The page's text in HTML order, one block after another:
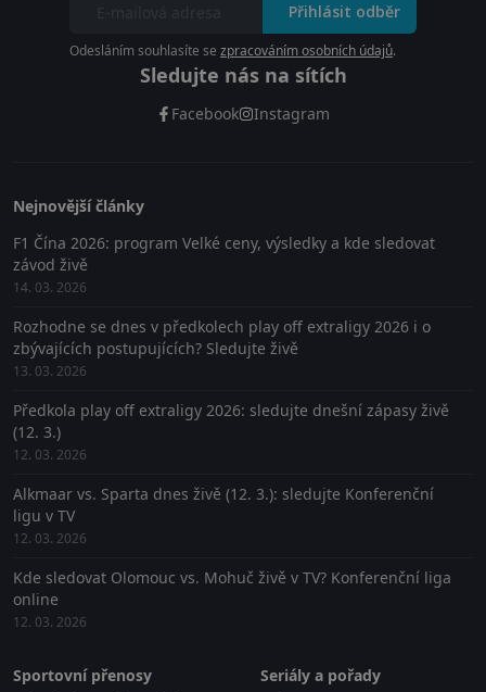
Přihlásit odběr
Odesláním souhlasíte se zpracováním osobních údajů.
Sledujte nás na sítích
Facebook Instagram
Nejnovější články
F1 Čína 2026: program Velké ceny, výsledky a kde sledovat
závod živě
14. 03. 2026
Rozhodne se dnes v předkolech play off extraligy 2026 i o
zbývajících postupujících? Sledujte živě
13. 03. 2026
Předkola play off extraligy 2026: sledujte dnešní zápasy živě
(12. 3.)
12. 03. 2026
Alkmaar vs. Sparta dnes živě (12. 3.): sledujte Konferenční
ligu v TV
12. 03. 2026
Kde sledovat Olomouc vs. Mohuč živě v TV? Konferenční liga
online
12. 03. 2026
Sportovní přenosy
Seriály a pořady